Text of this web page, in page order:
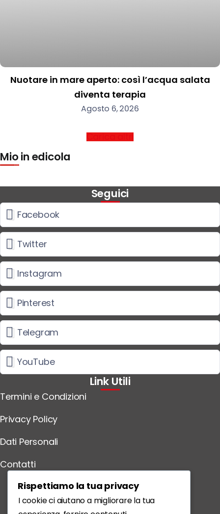
Nuotare in mare aperto: così l’acqua salata
diventa terapia
Agosto 6, 2026
Carica altri
Mio in edicola
Seguici
Facebook
Twitter
Instagram
Pinterest
Telegram
YouTube
Link Utili
Termini e Condizioni
Privacy Policy
Dati Personali
Contatti
Scarica l'App
Rispettiamo la tua privacy
I cookie ci aiutano a migliorare la tua